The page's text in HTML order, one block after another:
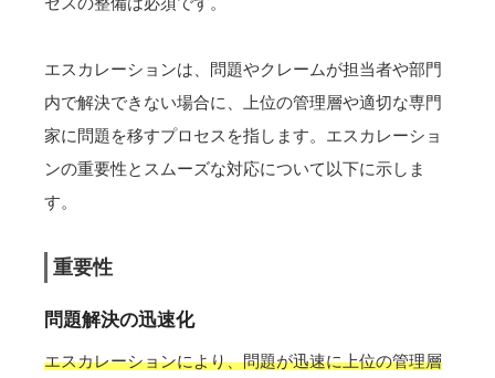
エスカレーションは、問題やクレームが担当者や部門
内で解決できない場合に、上位の管理層や適切な専門
家に問題を移すプロセスを指します。エスカレーショ
ンの重要性とスムーズな対応について以下に示しま
す。
重要性
問題解決の迅速化
エスカレーションにより、問題が迅速に上位の管理層